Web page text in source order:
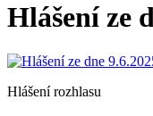
Hlášení ze
Hlášení rozhlasu